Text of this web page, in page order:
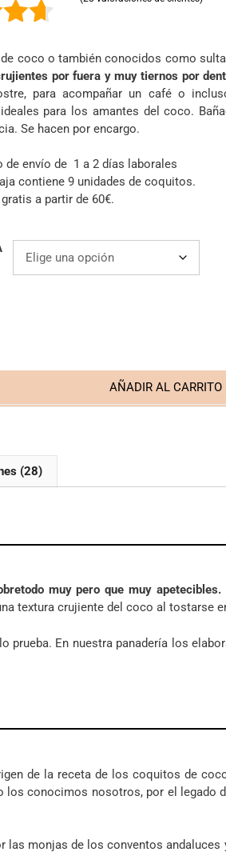
coco o también conocidos como
por fuera y muy tiernos por
para acompañar un café o
para los amantes del coco.
Se hacen por encargo.
de envío de 1 a 2 días laborales
contiene 9 unidades de coquitos.
a partir de 60€.
AÑADIR AL CARRITO
(28)
muy pero que muy apetecibles.
textura crujiente del coco al tostarse
En nuestra panadería los
de la receta de los coquitos de
conocimos nosotros, por el legado
monjas de los conventos andaluces